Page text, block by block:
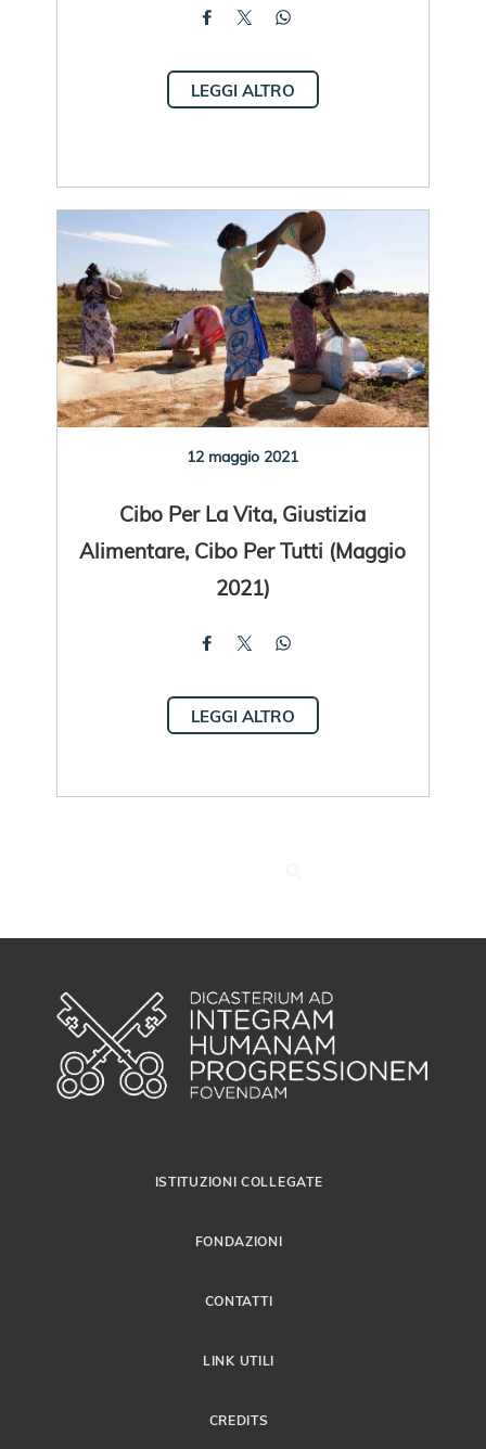
LEGGI ALTRO
12 maggio 2021
Cibo Per La Vita, Giustizia
Alimentare, Cibo Per Tutti (Maggio
2021)
LEGGI ALTRO
ISTITUZIONI COLLEGATE
FONDAZIONI
CONTATTI
LINK UTILI
CREDITS